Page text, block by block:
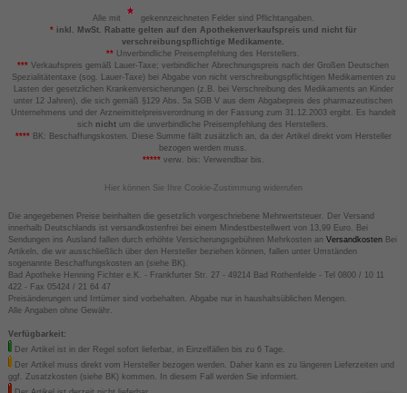
Alle mit
gekennzeichneten Felder sind Pflichtangaben.
*inkl. MwSt. Rabatte gelten auf den Apothekenverkaufspreis und nicht für
verschreibungspflichtige Medikamente.
** Unverbindliche Preisempfehlung des Herstellers.
*** Verkaufspreis gemäß Lauer-Taxe; verbindlicher Abrechnungspreis nach der Großen Deutschen
Spezialitätentaxe (sog. Lauer-Taxe) bei Abgabe von nicht verschreibungspflichtigen Medikamenten zu
Lasten der gesetzlichen Krankenversicherungen (z.B. bei Verschreibung des Medikaments an Kinder
unter 12 Jahren), die sich gemäß §129 Abs. 5a SGB V aus dem Abgabepreis des pharmazeutischen
Unternehmens und der Arzneimittelpreisverordnung in der Fassung zum 31.12.2003 ergibt. Es handelt
sich nicht um die unverbindliche Preisempfehlung des Herstellers.
****BK: Beschaffungskosten. Diese Summe fällt zusätzlich an, da der Artikel direkt vom Hersteller
bezogen werden muss.
*****verw. bis: Verwendbar bis.
Hier können Sie Ihre Cookie-Zustimmung widerrufen
Die angegebenen Preise beinhalten die gesetzlich vorgeschriebene Mehrwertsteuer. Der Versand
innerhalb Deutschlands ist versandkostenfrei bei einem Mindestbestellwert von 13,99 Euro. Bei
Sendungen ins Ausland fallen durch erhöhte Versicherungsgebühren Mehrkosten an VersandkostenBei
Artikeln, die wir ausschließlich über den Hersteller beziehen können, fallen unter Umständen
sogenannte Beschaffungskosten an (siehe BK).
Bad Apotheke Henning Fichter e.K. - Frankfurter Str. 27 - 49214 Bad Rothenfelde - Tel 0800 / 10 11
422 - Fax 05424 / 21 64 47
Preisänderungen und Irrtümer sind vorbehalten. Abgabe nur in haushaltsüblichen Mengen.
Alle Angaben ohne Gewähr.
Verfügbarkeit:
Der Artikel ist in der Regel sofort lieferbar, in Einzelfällen bis zu 6 Tage.
Der Artikel muss direkt vom Hersteller bezogen werden. Daher kann es zu längeren Lieferzeiten und
ggf. Zusatzkosten (siehe BK) kommen. In diesem Fall werden Sie informiert.